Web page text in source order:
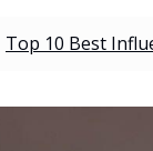
Top 10 Best